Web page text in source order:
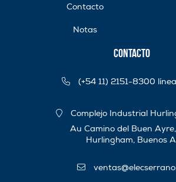
Contacto
Notas
Contacto
(+54 11) 2151-8300
Complejo Industrial
Au Camino del Buen
Hurlingham, Buenos